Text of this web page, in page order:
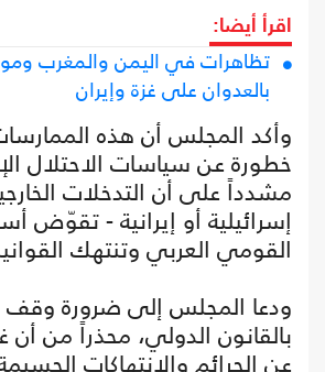
اقرأ أيضا:
تظاهرات في اليمن والمغرب
بالعدوان على غزة وإيران
وأكد المجلس أن هذه
خطورة عن سياسات الاحتلال
مشدداً على أن التدخلات
إسرائيلية أو إيرانية - تقوّض
القومي العربي وتنتهك
ودعا المجلس إلى ضرورة وقف
بالقانون الدولي، محذراً من أن
عن الجرائم والانتهاكات